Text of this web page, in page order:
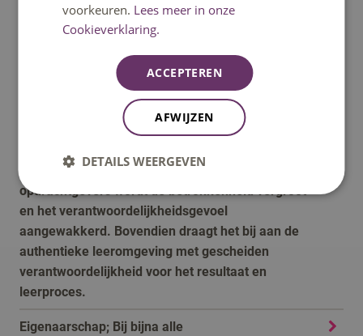
zelforganiserende groepen. Dit draagt bij aan een
rijkere leeromgeving en lokt nieuwe leervragen uit.
Venijnig vraagstuk; Een vraagstuk dat uitdaagt om
in actie te komen. Door zelf te kiezen voor
vraagstukken wordt de betrokkenheid vergroot.
Opdrachtgever; Door te werken met externe
opdrachtgevers wordt de betrokkenheid vergroot
en het verantwoordelijkheidsgevoel
aangewakkerd. Bovendien draagt het bij aan de
authentieke leeromgeving met gescheiden
verantwoordelijkheid voor het resultaat en
leerproces.
Eigenaarschap; Bij bijna alle
voorkeuren. Lees meer in onze
Cookieverklaring.
ACCEPTEREN
AFWIJZEN
DETAILS WEERGEVEN